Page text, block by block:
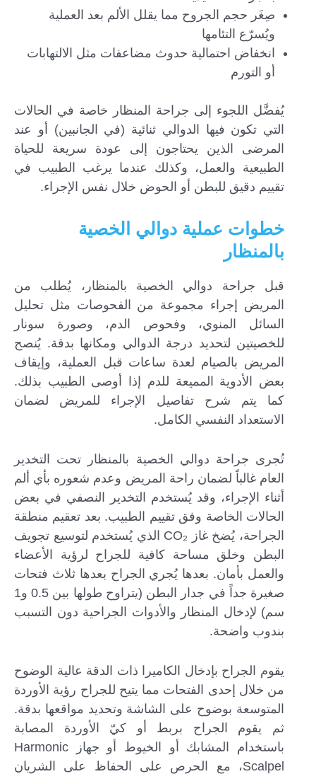
صِغَر حجم الجروح مما يقلل الألم بعد العملية
ويُسرّع التئامها
انخفاض احتمالية حدوث مضاعفات مثل الالتهابات
أو التورم
يُفضَّل اللجوء إلى جراحة المنظار خاصة في الحالات
التي تكون فيها الدوالي ثنائية (في الجانبين) أو عند
المرضى الذين يحتاجون إلى عودة سريعة للحياة
الطبيعية والعمل، وكذلك عندما يرغب الطبيب في
تقييم دقيق للبطن أو الحوض خلال نفس الإجراء.
خطوات عملية دوالي الخصية
بالمنظار
قبل جراحة دوالي الخصية بالمنظار، يُطلب من
المريض إجراء مجموعة من الفحوصات مثل تحليل
السائل المنوي، وفحوص الدم، وصورة سونار
للخصيتين لتحديد درجة الدوالي ومكانها بدقة. يُنصح
المريض بالصيام لعدة ساعات قبل العملية، وإيقاف
بعض الأدوية المميعة للدم إذا أوصى الطبيب بذلك.
كما يتم شرح تفاصيل الإجراء للمريض لضمان
الاستعداد النفسي الكامل.
تُجرى جراحة دوالي الخصية بالمنظار تحت التخدير
العام غالباً لضمان راحة المريض وعدم شعوره بأي ألم
أثناء الإجراء، وقد يُستخدم التخدير النصفي في بعض
الحالات الخاصة وفق تقييم الطبيب. بعد تعقيم منطقة
الجراحة، يُضخ غاز CO₂ الذي يُستخدم لتوسيع تجويف
البطن وخلق مساحة كافية للجراح لرؤية الأعضاء
والعمل بأمان. بعدها يُجري الجراح بعدها ثلاث فتحات
صغيرة جداً في جدار البطن (يتراوح طولها بين 0.5 و1
سم) لإدخال المنظار والأدوات الجراحية دون التسبب
بندوب واضحة.
يقوم الجراح بإدخال الكاميرا ذات الدقة عالية الوضوح
من خلال إحدى الفتحات مما يتيح للجراح رؤية الأوردة
المتوسعة بوضوح على الشاشة وتحديد مواقعها بدقة.
ثم يقوم الجراح بربط أو كيّ الأوردة المصابة
باستخدام المشابك أو الخيوط أو جهاز Harmonic
Scalpel، مع الحرص على الحفاظ على الشريان